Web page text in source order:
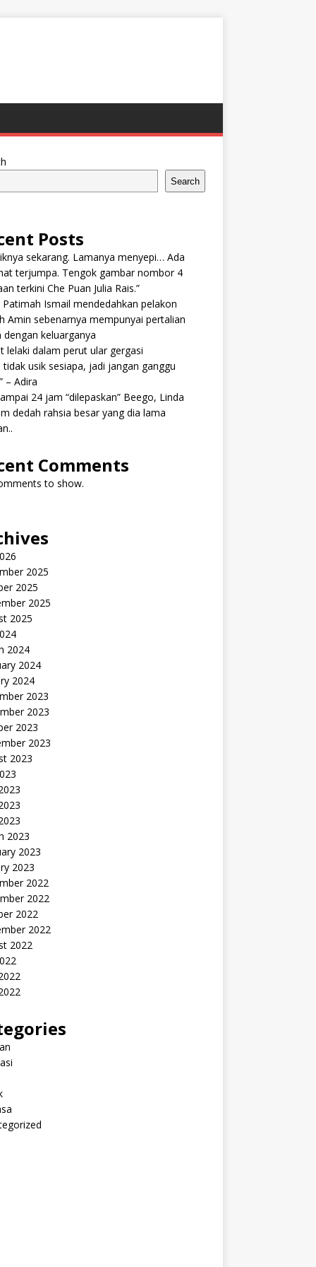
Search
Posts
sekarang. Lamanya menyepi… Ada
terjumpa. Tengok gambar nombor 4
terkini Che Puan Julia Rais.”
Ismail mendedahkan pelakon
Amin sebenarnya mempunyai pertalian
dengan keluarganya
lelaki dalam perut ular gergasi
tidak usik sesiapa, jadi jangan ganggu
– Adira
24 jam “dilepaskan” Beego, Linda
dedah rahsia besar yang dia lama
Comments
to show.
2025
2025
2025
2025
2024
2024
2024
2023
2023
2023
2023
2023
2023
2023
2023
2022
2022
2022
2022
2022